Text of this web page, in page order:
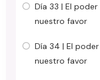
Día 33 | El
nuestro favor
Día 34 | El
nuestro favor